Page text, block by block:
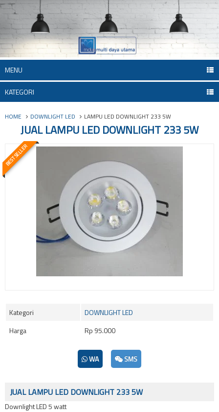
MENU
KATEGORI
HOME DOWNLIGHT LED LAMPU LED DOWNLIGHT 233 5W
JUAL LAMPU LED DOWNLIGHT 233 5W
BEST SELLER
Kategori
DOWNLIGHT LED
Harga
Rp 95.000
WA SMS
JUAL LAMPU LED DOWNLIGHT 233 5W
Downlight LED 5 watt